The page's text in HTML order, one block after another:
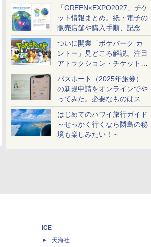
め
「GREEN×EXPO2027」チケ
ット情報まとめ。紙・電子の
販売店舗や購入手順、記念チ
ケットも解説
ついに開業「ポケパーク カ
ントー」見どころ解説。注目
アトラクション・チケット手
配・来場前に必要な準備は？
パスポート（2025年旅券）
の新規申請をオンラインでや
ってみた。必要なものはスマ
ホとマイナカードのみ
はじめてのハワイ旅行ガイド
～せっかく行くなら隣島の秘
境も楽しみたい！～
ICE
天海社